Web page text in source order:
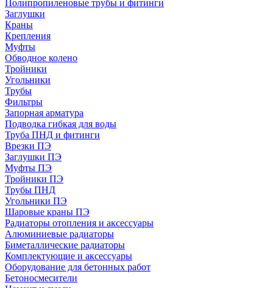
Полипропиленовые трубы и фитинги
Заглушки
Краны
Крепления
Муфты
Обводное колено
Тройники
Угольники
Трубы
Фильтры
Запорная арматура
Подводка гибкая для воды
Труба ПНД и фитинги
Врезки ПЭ
Заглушки ПЭ
Муфты ПЭ
Тройники ПЭ
Трубы ПНД
Угольники ПЭ
Шаровые краны ПЭ
Радиаторы отопления и аксессуары
Алюминиевые радиаторы
Биметаллические радиаторы
Комплектующие и аксессуары
Оборудование для бетонных работ
Бетоносмесители